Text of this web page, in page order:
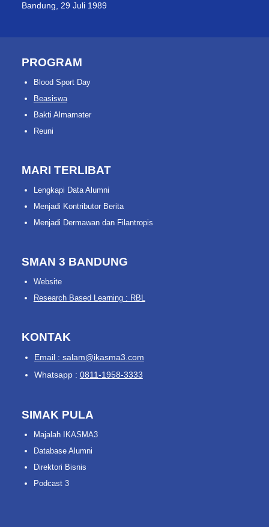
Bandung, 29 Juli 1989
PROGRAM
Blood Sport Day
Beasiswa
Bakti Almamater
Reuni
MARI TERLIBAT
Lengkapi Data Alumni
Menjadi Kontributor Berita
Menjadi Dermawan dan Filantropis
SMAN 3 BANDUNG
Website
Research Based Learning : RBL
KONTAK
Email : salam@ikasma3.com
Whatsapp : 0811-1958-3333
SIMAK PULA
Majalah IKASMA3
Database Alumni
Direktori Bisnis
Podcast 3